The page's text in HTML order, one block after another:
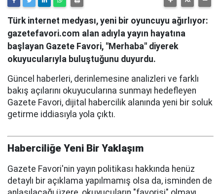
Türk internet medyası, yeni bir oyuncuyu ağırlıyor:
gazetefavori.com alan adıyla yayın hayatına
başlayan Gazete Favori, "Merhaba" diyerek
okuyucularıyla buluştuğunu duyurdu.
Güncel haberleri, derinlemesine analizleri ve farklı
bakış açılarını okuyucularına sunmayı hedefleyen
Gazete Favori, dijital habercilik alanında yeni bir soluk
getirme iddiasıyla yola çıktı.
Haberciliğe Yeni Bir Yaklaşım
Gazete Favori'nin yayın politikası hakkında henüz
detaylı bir açıklama yapılmamış olsa da, isminden de